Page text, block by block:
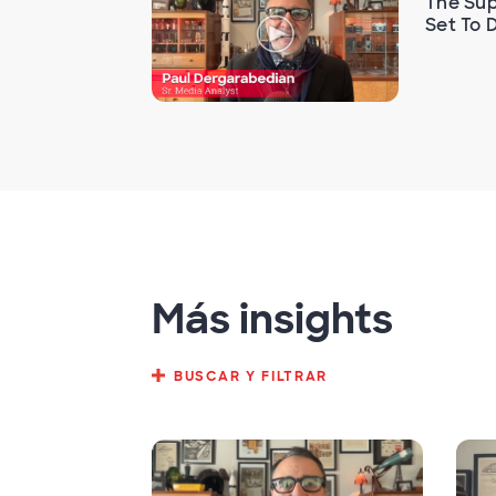
Set To
Más insights
BUSCAR Y FILTRAR